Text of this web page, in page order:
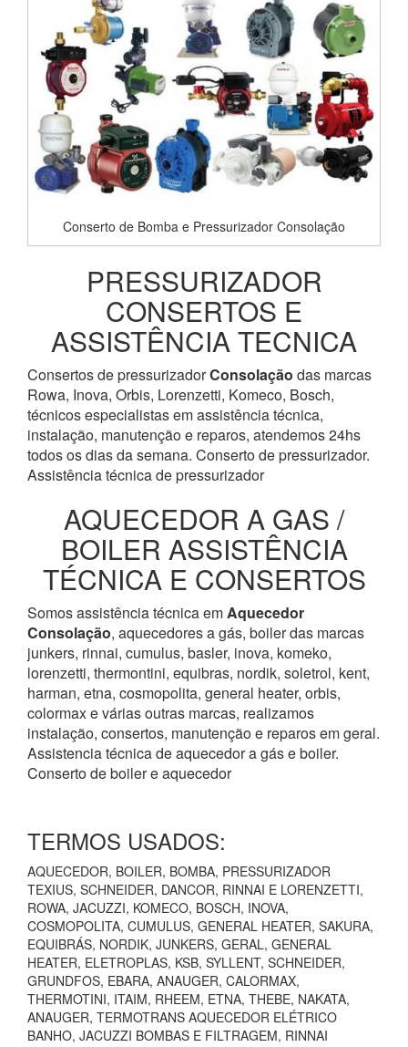
Conserto de Bomba e Pressurizador Consolação
PRESSURIZADOR
CONSERTOS E
ASSISTÊNCIA TECNICA
Consertos de pressurizadorConsolação das marcas
Rowa, Inova, Orbis, Lorenzetti, Komeco, Bosch,
técnicos especialistas em assistência técnica,
instalação, manutenção e reparos, atendemos 24hs
todos os dias da semana. Conserto de pressurizador.
Assistência técnica de pressurizador
AQUECEDOR A GAS /
BOILER ASSISTÊNCIA
TÉCNICA E CONSERTOS
Somos assistência técnica emAquecedor
Consolação, aquecedores a gás, boiler das marcas
junkers, rinnai, cumulus, basler, inova, komeko,
lorenzetti, thermontini, equibras, nordik, soletrol, kent,
harman, etna, cosmopolita, general heater, orbis,
colormax e várias outras marcas, realizamos
instalação, consertos, manutenção e reparos em geral.
Assistencia técnica de aquecedor a gás e boiler.
Conserto de boiler e aquecedor
TERMOS USADOS:
AQUECEDOR, BOILER, BOMBA, PRESSURIZADOR
TEXIUS, SCHNEIDER, DANCOR, RINNAI E LORENZETTI,
ROWA, JACUZZI, KOMECO, BOSCH, INOVA,
COSMOPOLITA, CUMULUS, GENERAL HEATER, SAKURA,
EQUIBRÁS, NORDIK, JUNKERS, GERAL, GENERAL
HEATER, ELETROPLAS, KSB, SYLLENT, SCHNEIDER,
GRUNDFOS, EBARA, ANAUGER, CALORMAX,
THERMOTINI, ITAIM, RHEEM, ETNA, THEBE, NAKATA,
ANAUGER, TERMOTRANS AQUECEDOR ELÉTRICO
BANHO, JACUZZI BOMBAS E FILTRAGEM, RINNAI